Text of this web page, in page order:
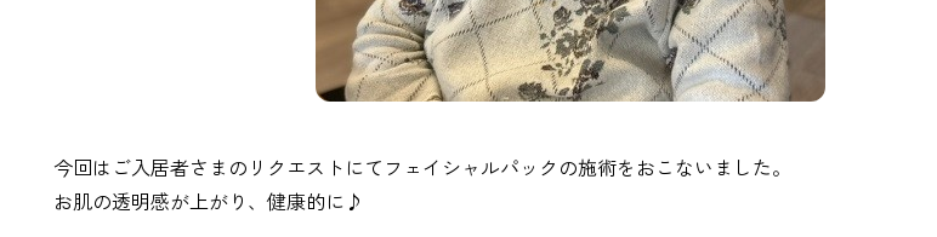
今回はご入居者さまのリクエストにてフェイシャルパックの施術をおこないました。
お肌の透明感が上がり、健康的に♪